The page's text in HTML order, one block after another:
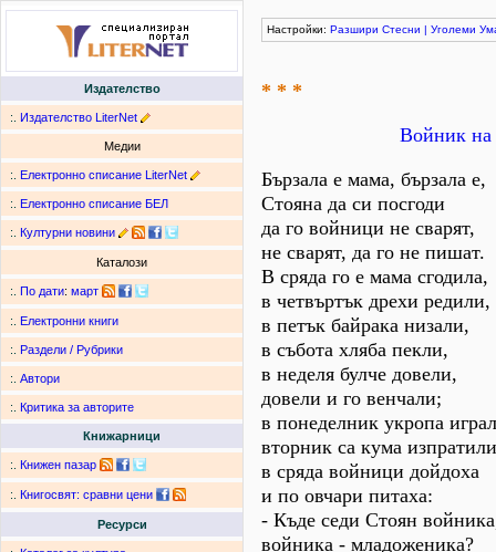
Издателство
:. Издателство LiterNet
Медии
:. Електронно списание LiterNet
:. Електронно списание БЕЛ
:. Културни новини
Каталози
:. По дати: март
:. Електронни книги
:. Раздели / Рубрики
:. Автори
:. Критика за авторите
Книжарници
:. Книжен пазар
:. Книгосвят: сравни цени
Ресурси
Настройки: Разшири Стесни | Уголеми
* * *
Войник на
Бързала е мама, бързала е,
Стояна да си посгоди
да го войници не сварят,
не сварят, да го не пишат.
В сряда го е мама сгодила,
в четвъртък дрехи редили,
в петък байрака низали,
в събота хляба пекли,
в неделя булче довели,
довели и го венчали;
в понеделник укропа
вторник са кума
в сряда войници дойдоха
и по овчари питаха:
- Къде седи Стоян
войника - младоженика?